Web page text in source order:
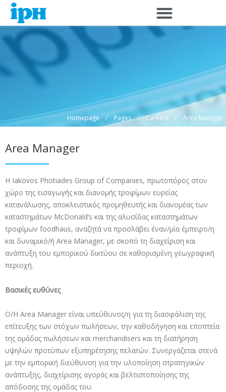
Skip
content
Homepage / Pages / Careers / Area Manager
Area Manager
Η Iakovos Photiades Group of Companies, πρωτοπόρος στον
χώρο της εισαγωγής και διανομής τροφίμων ευρείας
κατανάλωσης, αποκλειστικός προμηθευτής και διανομέας των
καταστημάτων McDonald’s και της αλυσίδας καταστημάτων
τροφίμων foodhaus, αναζητά να προσλάβει έναν/μία έμπειρο/η
και δυναμικό/ή Area Manager, με σκοπό τη διαχείριση και
ανάπτυξη του εμπορικού δικτύου σε καθορισμένη γεωγραφική
περιοχή.
Βασικές ευθύνες
Ο/Η Area Manager είναι υπεύθυνος/η για τη διασφάλιση της
επίτευξης των στόχων πωλήσεων, την καθοδήγηση και εποπτεία
της ομάδας πωλήσεων και merchandisers και τη διατήρηση
υψηλών προτύπων εξυπηρέτησης πελατών. Συνεργάζεται στενά
με την εμπορική διεύθυνση για την υλοποίηση στρατηγικών
ανάπτυξης, διαχείρισης αγοράς και βελτιστοποίησης της
απόδοσης της ομάδας του.